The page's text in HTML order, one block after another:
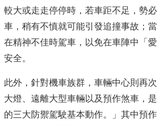
較大或走走停停時，若車距不足， 勢
車，稍有不慎就可能引發追撞事故；當
在精神不佳時駕車，以免在車陣中「愛
安全。
此外，針對機車族群，車輛中心則再
大燈、 遠離大型車輛以及預作煞車，
的三大防禦駕駛基本動作。」其中預作